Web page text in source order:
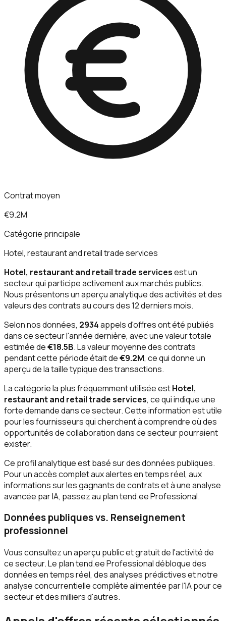
Contrat moyen
€9.2M
Catégorie principale
Hotel, restaurant and retail trade services
Hotel, restaurant and retail trade servicesest un
secteur qui participe activement aux marchés publics.
Nous présentons un aperçu analytique des activités et des
valeurs des contrats au cours des 12 derniers mois.
Selon nos données, 2934appels d'offres ont été publiés
dans ce secteur l'année dernière, avec une valeur totale
estimée de€18.5B. La valeur moyenne des contrats
pendant cette période était de€9.2M, ce qui donne un
aperçu de la taille typique des transactions.
La catégorie la plus fréquemment utilisée estHotel,
restaurant and retail trade services, ce qui indique une
forte demande dans ce secteur. Cette information est utile
pour les fournisseurs qui cherchent à comprendre où des
opportunités de collaboration dans ce secteur pourraient
exister.
Ce profil analytique est basé sur des données publiques.
Pour un accès complet aux alertes en temps réel, aux
informations sur les gagnants de contrats et à une analyse
avancée par IA, passez au plan tend.ee Professional.
Données publiques vs. Renseignement
professionnel
Vous consultez un aperçu public et gratuit de l'activité de
ce secteur. Le plan tend.ee Professional débloque des
données en temps réel, des analyses prédictives et notre
analyse concurrentielle complète alimentée par l'IA pour ce
secteur et des milliers d'autres.